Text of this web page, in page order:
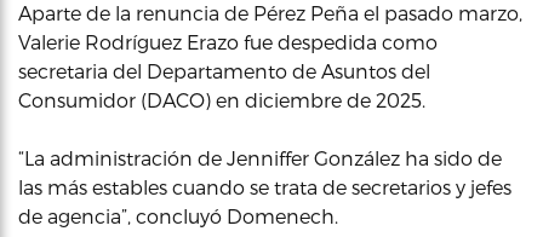
Aparte de la renuncia de Pérez Peña el pasado marzo,
Valerie Rodríguez Erazo fue despedida como
secretaria del Departamento de Asuntos del
Consumidor (DACO) en diciembre de 2025.
“La administración de Jenniffer González ha sido de
las más estables cuando se trata de secretarios y jefes
de agencia”, concluyó Domenech.